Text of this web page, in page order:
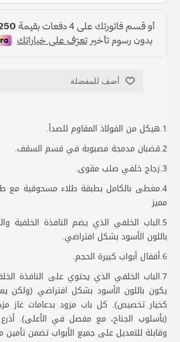
أضف للمفضلة
1.هيكل من الفولاذ المقاوم للصدأ.
2.قضبان مدمجة مصبوبة في قسم السقف.
3.زجاج خلفي صلب مقوى.
4.مغطى بالكامل بطبقة طلاء مسحوقية
مميز
5.الباب الخلفي الذي يضم النافذة الخلفية
باللون الأسود بشكل افتراضي.
6.أقفال أبواب كبيرة الحجم.
7.الباب الخلفي الذي يحتوي على النافذة
يكون باللون الأسود بشكل افتراضي (ولكن
كخيار تخصيص). كل باب مزود بدعامات غاز
(بأسلوب الجناح، مع مفصل في الأعلى).
وقابلة للتعديل على جميع الأبواب تضمن تأمين